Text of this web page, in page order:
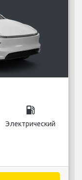
local_gas_station
Электрический